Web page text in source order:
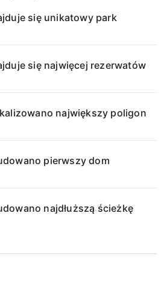
się unikatowy park
się najwięcej rezerwatów
największy poligon
pierwszy dom
najdłuższą ścieżkę